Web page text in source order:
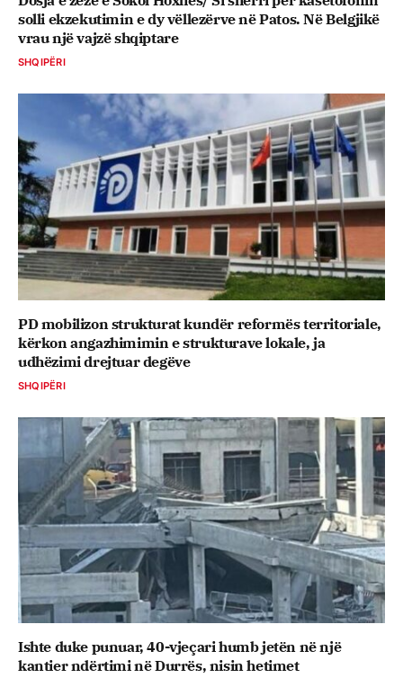
solli ekzekutimin e dy vëllezërve në Patos. Në Belgjikë
vrau një vajzë shqiptare
SHQIPËRI
PD mobilizon strukturat kundër reformës territoriale,
kërkon angazhimimin e strukturave lokale, ja
udhëzimi drejtuar degëve
SHQIPËRI
Ishte duke punuar, 40-vjeçari humb jetën në një
kantier ndërtimi në Durrës, nisin hetimet